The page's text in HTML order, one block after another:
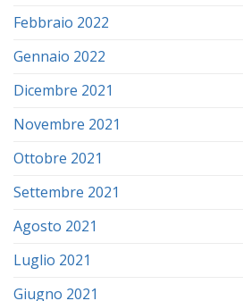
Febbraio 2022
Gennaio 2022
Dicembre 2021
Novembre 2021
Ottobre 2021
Settembre 2021
Agosto 2021
Luglio 2021
Giugno 2021